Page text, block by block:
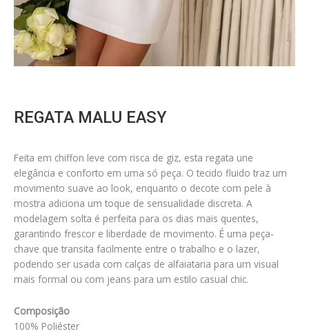
REGATA MALU EASY
Feita em chiffon leve com risca de giz, esta regata une
elegância e conforto em uma só peça. O tecido fluido traz um
movimento suave ao look, enquanto o decote com pele à
mostra adiciona um toque de sensualidade discreta. A
modelagem solta é perfeita para os dias mais quentes,
garantindo frescor e liberdade de movimento. É uma peça-
chave que transita facilmente entre o trabalho e o lazer,
podendo ser usada com calças de alfaiataria para um visual
mais formal ou com jeans para um estilo casual chic.
Composição
100% Poliéster